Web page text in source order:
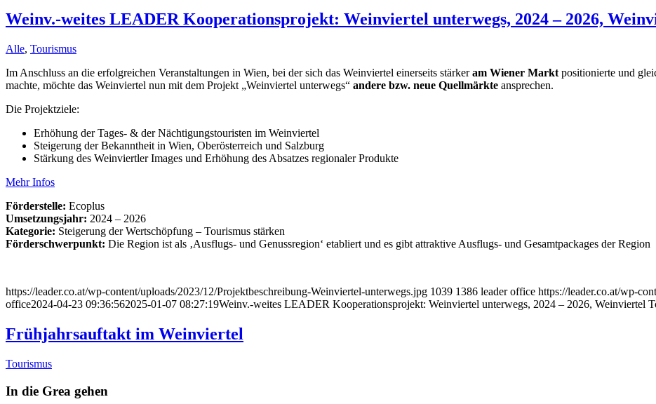
Weinv.-weites LEADER Kooperationsprojekt: Weinviertel unterwegs, 2024 – 2026,
Alle, Tourismus
Im Anschluss an die erfolgreichen Veranstaltungen in Wien, bei der sich das Weinviertel einerseits stärkeram Wiener Markt positionierte und
machte, möchte das Weinviertel nun mit dem Projekt „Weinviertel unterwegs“ andere bzw. neue Quellmärkte ansprechen.
Die Projektziele:
Erhöhung der Tages- & der Nächtigungstouristen im Weinviertel
Steigerung der Bekanntheit in Wien, Oberösterreich und Salzburg
Stärkung des Weinviertler Images und Erhöhung des Absatzes regionaler Produkte
Mehr Infos
Förderstelle: Ecoplus
Umsetzungsjahr: 2024 – 2026
Kategorie: Steigerung der Wertschöpfung – Tourismus stärken
Förderschwerpunkt: Die Region ist als ‚Ausflugs- und Genussregion‘ etabliert und es gibt attraktive Ausflugs- und Gesamtpackages der Region
https://leader.co.at/wp-content/uploads/2023/12/Projektbeschreibung-Weinviertel-unterwegs.jpg 1039 1386 leader office https://leader.co.at/wp-
office2024-04-23 09:36:562025-01-07 08:27:19Weinv.-weites LEADER Kooperationsprojekt: Weinviertel unterwegs, 2024 – 2026, Weinviertel
Frühjahrsauftakt im Weinviertel
Tourismus
In die Grea gehen